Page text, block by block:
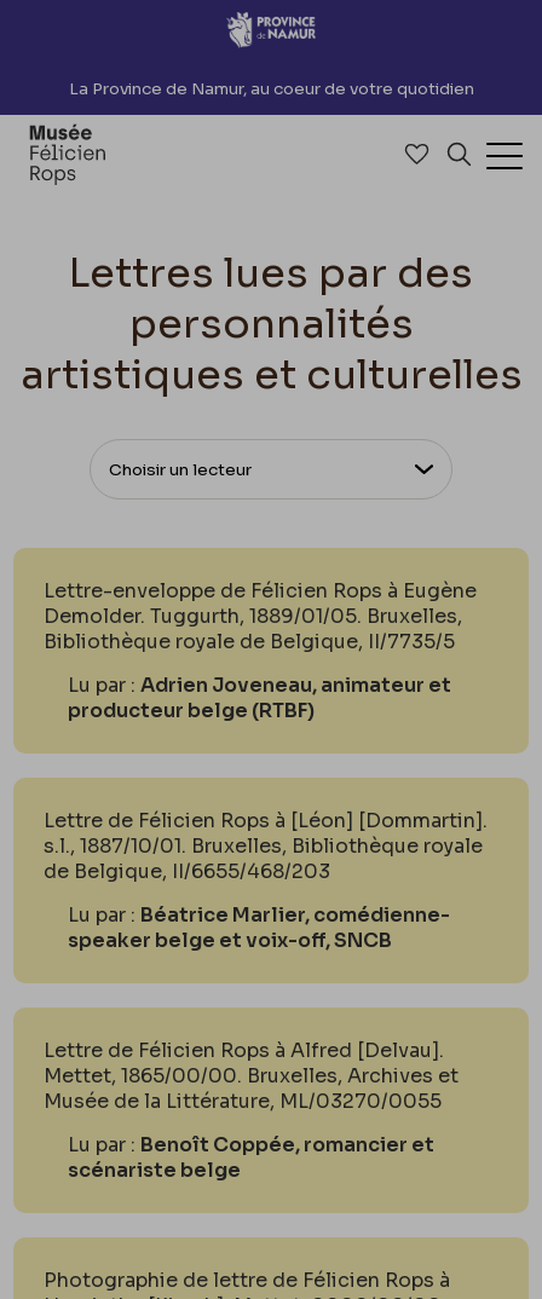
Accèder directement au contenu
La Province de Namur, au coeur de votre quotidien
Accéder à
Lettres lues par des
personnalités
artistiques et culturelles
Lettre-enveloppe de Félicien Rops à Eugène
Demolder. Tuggurth, 1889/01/05. Bruxelles,
Bibliothèque royale de Belgique, II/7735/5
Lu par :Adrien Joveneau, animateur et
producteur belge (RTBF)
Lettre de Félicien Rops à [Léon] [Dommartin].
s.l., 1887/10/01. Bruxelles, Bibliothèque royale
de Belgique, II/6655/468/203
Lu par : Béatrice Marlier, comédienne-
speaker belge et voix-off, SNCB
Lettre de Félicien Rops à Alfred [Delvau].
Mettet, 1865/00/00. Bruxelles, Archives et
Musée de la Littérature, ML/03270/0055
Lu par : Benoît Coppée, romancier et
scénariste belge
Photographie de lettre de Félicien Rops à